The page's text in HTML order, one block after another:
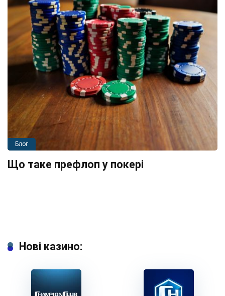
Блог
Що таке префлоп у покері
Нові казино: